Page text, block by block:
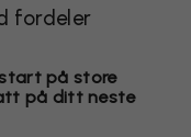
fordeler
på store
på ditt neste